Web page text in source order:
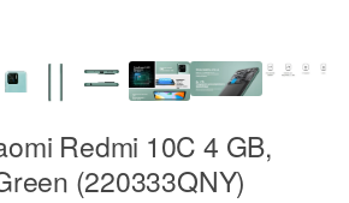
Redmi 10C 4 GB,
(220333QNY)